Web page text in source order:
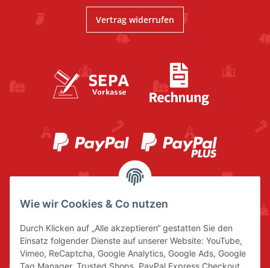
Vertrag widerrufen
Wie wir Cookies & Co nutzen
Durch Klicken auf „Alle akzeptieren“ gestatten Sie den
Einsatz folgender Dienste auf unserer Website: YouTube,
Vimeo, ReCaptcha, Google Analytics, Google Ads, Google